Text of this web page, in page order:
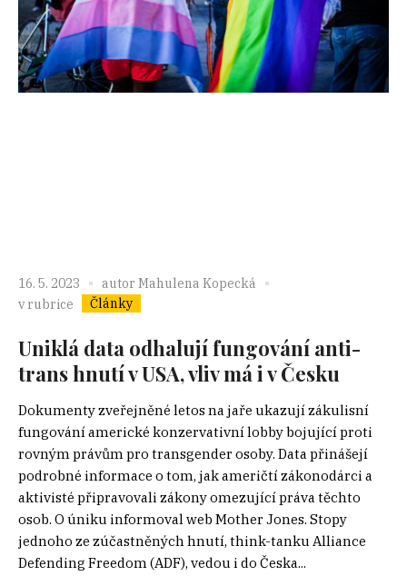
16. 5. 2023 autor Mahulena Kopecká
v rubrice
Články
Uniklá data odhalují fungování anti-
trans hnutí v USA, vliv má i v Česku
Dokumenty zveřejněné letos na jaře ukazují zákulisní
fungování americké konzervativní lobby bojující proti
rovným právům pro transgender osoby. Data přinášejí
podrobné informace o tom, jak američtí zákonodárci a
aktivisté připravovali zákony omezující práva těchto
osob. O úniku informoval web Mother Jones. Stopy
jednoho ze zúčastněných hnutí, think-tanku Alliance
Defending Freedom (ADF), vedou i do Česka...